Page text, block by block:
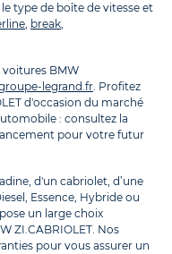
type de boîte de vitesse et
, break,
BMW
legrand.fr. Profitez
d'occasion du marché
: consultez la
pour votre futur
d'un cabriolet, d’une
Essence, Hybride ou
un large choix
ZI.CABRIOLET. Nos
pour vous assurer un